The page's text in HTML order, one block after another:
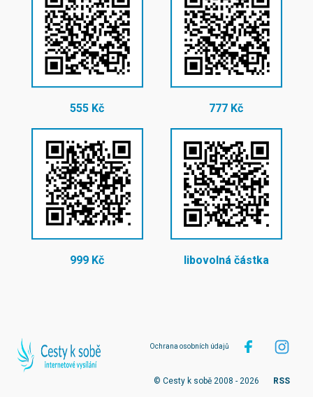
555 Kč 777 Kč
999 Kč libovolná částka
Ochrana osobních údajů
© Cesty k sobě 2008 - 2026 RSS